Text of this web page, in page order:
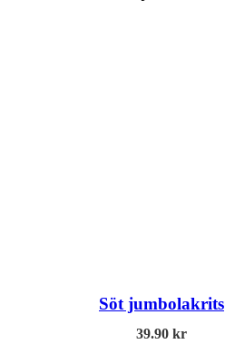
Söt jumbolakrits
39.90 kr